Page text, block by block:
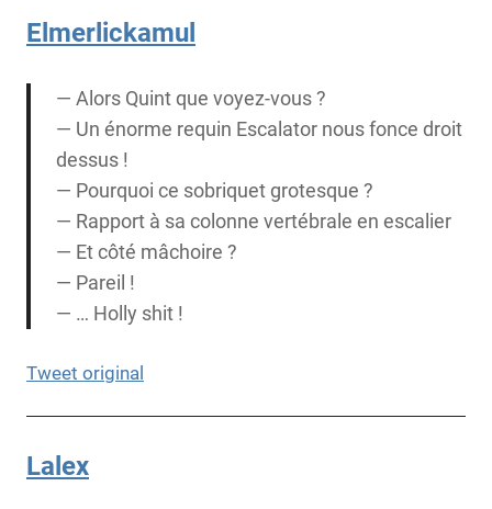
Elmerlickamul
— Alors Quint que voyez-vous ?
— Un énorme requin Escalator nous fonce droit
dessus !
— Pourquoi ce sobriquet grotesque ?
— Rapport à sa colonne vertébrale en escalier
— Et côté mâchoire ?
— Pareil !
— … Holly shit !
Tweet original
Lalex